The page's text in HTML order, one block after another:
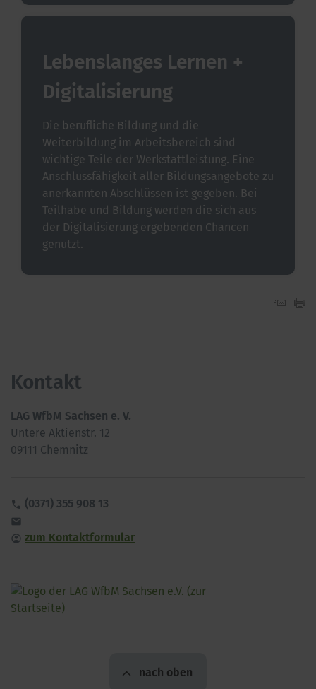
Lebenslanges Lernen +
Digitalisierung
Die berufliche Bildung und die
Weiterbildung im Arbeitsbereich sind
wichtige Teile der Werkstattleistung. Eine
Anschlussfähigkeit aller Bildungsangebote zu
anerkannten Abschlüssen ist gegeben. Bei
Teilhabe und Bildung werden die sich aus
der Digitalisierung ergebenden Chancen
genutzt.
Kontakt
LAG WfbM Sachsen e. V.
Untere Aktienstr. 12
09111 Chemnitz
 (0371) 355 908 13

 zum Kontaktformular
nach oben